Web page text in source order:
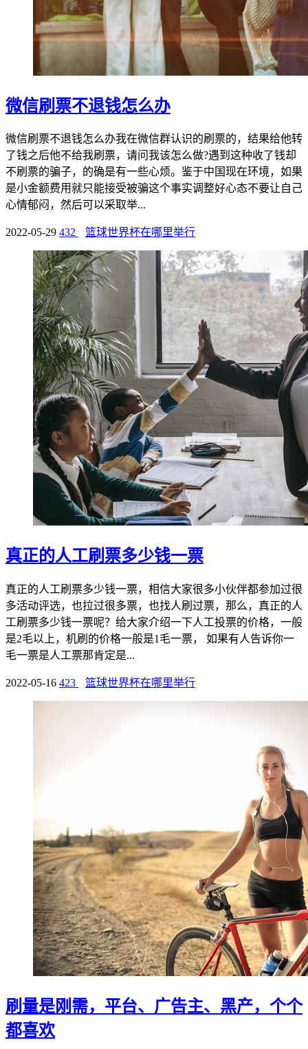
微信刷票不退钱怎么办
微信刷票不退钱怎么办我在微信群认识的刷票的，结果给他转
了钱之后他不给我刷票，请问我该怎么做?遇到这种收了钱却
不刷票的骗子，的确是有一些心烦。鉴于中国现在环境，如果
是小金额费用就只能接受被骗这个事实调整好心态不要让自己
心情郁闷，然后可以采取举...
2022-05-29 432 篮球世界杯在哪里举行
真正的人工刷票多少钱一票
真正的人工刷票多少钱一票，相信大家很多小伙伴都参加过很
多活动评选，也拉过很多票，也找人刷过票，那么，真正的人
工刷票多少钱一票呢？给大家介绍一下人工投票的价格，一般
是2毛以上，机刷的价格一般是1毛一票， 如果有人告诉你一
毛一票是人工票那肯定是...
2022-05-16 423 篮球世界杯在哪里举行
刷量是刚需，平台、广告主、黑产，个个
都喜欢